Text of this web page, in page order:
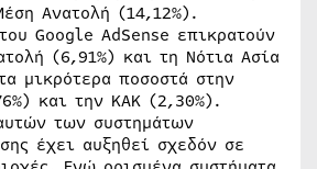
Ανατολή (14,12%).
Google AdSense επικρατούν
(6,91%) και τη Νότια Ασία
μικρότερα ποσοστά στην
και την ΚΑΚ (2,30%).
των συστημάτων
έχει αυξηθεί σχεδόν σε